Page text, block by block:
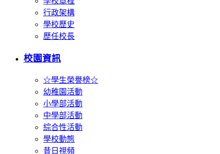
行政架構
學校歷史
歷任校長
校園資訊
☆學生榮譽榜☆
幼稚園活動
小學部活動
中學部活動
綜合性活動
學校動態
昔日視頻